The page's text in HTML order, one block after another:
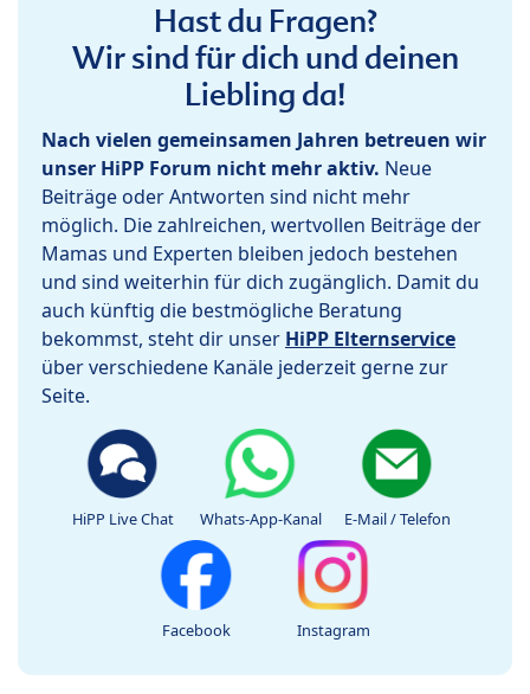
Hast du Fragen?
Wir sind für dich und deinen
Liebling da!
Nach vielen gemeinsamen Jahren betreuen wir
unser HiPP Forum nicht mehr aktiv. Neue
Beiträge oder Antworten sind nicht mehr
möglich. Die zahlreichen, wertvollen Beiträge der
Mamas und Experten bleiben jedoch bestehen
und sind weiterhin für dich zugänglich. Damit du
auch künftig die bestmögliche Beratung
bekommst, steht dir unser HiPP Elternservice
über verschiedene Kanäle jederzeit gerne zur
Seite.
HiPP Live Chat Whats-App-Kanal E-Mail / Telefon
Facebook Instagram